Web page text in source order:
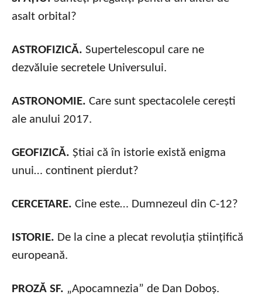
asalt orbital?
ASTROFIZICĂ. Supertelescopul care ne
dezvăluie secretele Universului.
ASTRONOMIE. Care sunt spectacolele cerești
ale anului 2017.
GEOFIZICĂ. Știai că în istorie există enigma
unui… continent pierdut?
CERCETARE. Cine este… Dumnezeul din C-12?
ISTORIE. De la cine a plecat revoluția științifică
europeană.
PROZĂ SF. „Apocamnezia” de Dan Doboș.